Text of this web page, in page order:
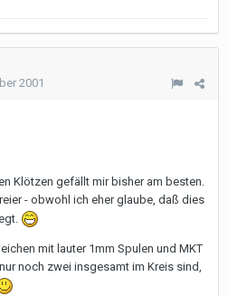
2001
Klötzen gefällt mir bisher am besten.
- obwohl ich eher glaube, daß dies
mit lauter 1mm Spulen und MKT
noch zwei insgesamt im Kreis sind,